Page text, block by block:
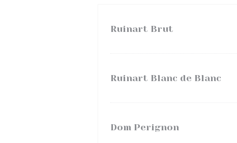
Ruinart Brut
Ruinart Blanc de Blanc
Dom Perignon